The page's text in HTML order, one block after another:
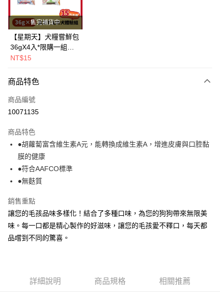
街口支付
悠遊付
Google Pay
AFTEE先享後付
相關說明
【關於「AFTEE先享後付」】
便利好安心！
１．簡單：不需註冊會員、不需綁卡、不需儲值。
２．便利：只要手機號碼，簡訊認證，即可結帳。
３．安心：先確認商品／服務後，再付款。
【「AFTEE先享後付」結帳流程】
１．於結帳方式選擇「AFTEE先享後付」後，將跳轉至「AFTEE先享後付」
２．訂單成立數日內，您將收到繳費通知簡訊。
３．收到繳費通知簡訊後14天內，點擊此簡訊中的連結，可透過四大超商／
ATM／網路銀行／等多元方式進行付款，方視為交易完成。
※ 請注意：結帳手續完成當下不需立刻繳費，但若您需要取消訂單，請聯絡
購買商品的店家。未經商家同意取消之訂單仍視為有效，需透過AFTEE先享
後付繳納相關費用。
【注意事項】
ATM付款
運送方式
全家取貨付款
每筆NT$80，滿NT$2,000(含以上)免運費
每筆NT$80，滿NT$2,000(含以上)免運費
每筆NT$80，滿NT$2,000(含以上)免運費
一般宅配
售完補貨中
【星期天】犬糧嘗鮮包
36gX4入*限購一組｜
鱈+鮭+牛+羊（效期
NT$15
商品特色
商品編號
10071135
商品特色
●胡蘿蔔富含維生素A元，能轉換成維生素A，增進皮膚與口腔黏
膜的健康
●符合AAFCO標準
●無麩質
銷售重點
讓您的毛孩品味多樣化！結合了多種口味，為您的狗狗帶來無限美
味。每一口都是精心製作的好滋味，讓您的毛孩愛不釋口，每天都
品嚐到不同的驚喜。
詳細說明 商品規格 相關推薦